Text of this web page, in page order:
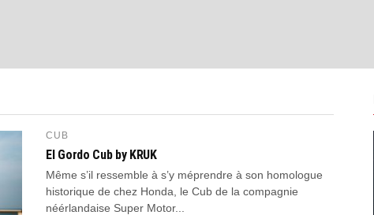
CUB
El Gordo Cub by KRUK
Même s’il ressemble à s’y méprendre à son homologue
historique de chez Honda, le Cub de la compagnie
néérlandaise Super Motor...